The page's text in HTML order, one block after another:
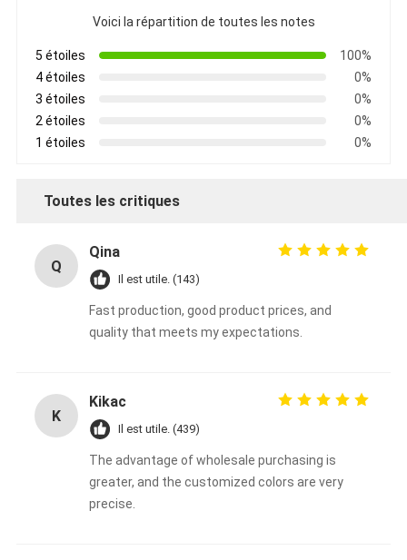
Voici la répartition de toutes les notes
5 étoiles
100%
4 étoiles
0%
3 étoiles
0%
2 étoiles
0%
1 étoiles
0%
Toutes les critiques
Q
Qina
Il est utile. (143)
Fast production, good product prices, and
quality that meets my expectations.
K
Kikac
Il est utile. (439)
The advantage of wholesale purchasing is
greater, and the customized colors are very
precise.